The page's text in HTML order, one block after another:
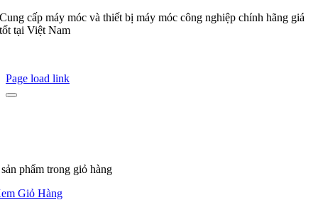
Cung cấp máy móc và thiết bị máy móc công nghiệp chính hãng giá
tốt tại Việt Nam
Page load link
phẩm trong giỏ hàng
Giỏ Hàng